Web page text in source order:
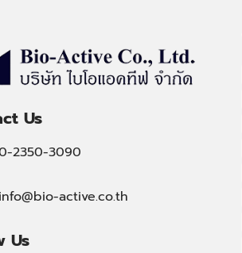
Us
2350-3090
info@bio-active.co.th
Us